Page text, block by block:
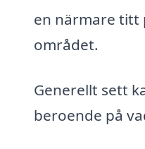
en närmare titt
området.
Generellt sett
beroende på